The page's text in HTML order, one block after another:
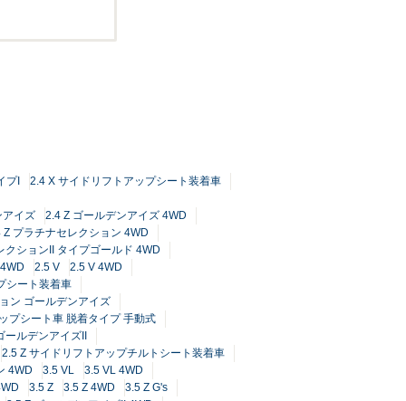
プI 2.4 X サイドリフトアップシート装着車
アイズ
2.4 Z ゴールデンアイズ 4WD
Z プラチナセレクション 4WD
クションII タイプゴールド 4WD
2.5 V
2.5 V 4WD
シート装着車
ン ゴールデンアイズ
プシート車 脱着タイプ 手動式
ールデンアイズII
2.5 Z サイドリフトアップチルトシート装着車
4WD
3.5 VL
3.5 VL 4WD
3.5 Z 3.5 Z 4WD
3.5 Z G's